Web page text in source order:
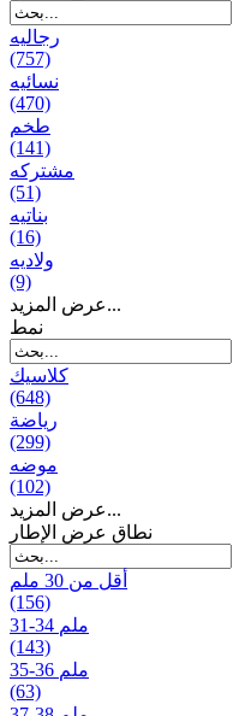
رجالیه
(757)
نسائیه
(470)
طخم
(141)
مشتركه
(51)
بناتیه
(16)
ولادیه
(9)
عرض المزيد...
نمط
كلاسيك
(648)
رياضة
(299)
موضه
(102)
عرض المزيد...
نطاق عرض الإطار
أقل من 30 ملم
(156)
31-34 ملم
(143)
35-36 ملم
(63)